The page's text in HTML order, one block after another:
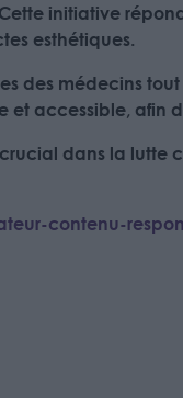
initiative
esthétiques.
des médecins
et accessible, afin
dans la lutte
contenu-